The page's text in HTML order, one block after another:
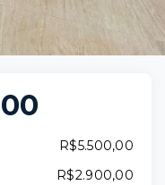
R$5.500,00
R$2.900,00